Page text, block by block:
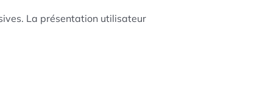
La présentation utilisateur